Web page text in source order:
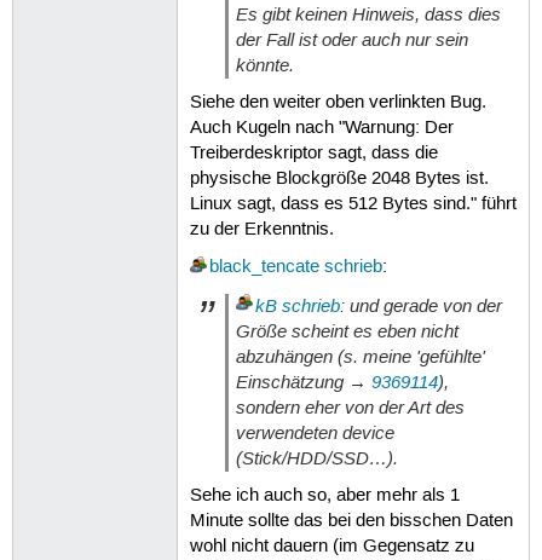
Es gibt keinen Hinweis, dass dies
der Fall ist oder auch nur sein
könnte.
Siehe den weiter oben verlinkten Bug.
Auch Kugeln nach "Warnung: Der
Treiberdeskriptor sagt, dass die
physische Blockgröße 2048 Bytes ist.
Linux sagt, dass es 512 Bytes sind." führt
zu der Erkenntnis.
black_tencate schrieb:
kB schrieb: und gerade von der
Größe scheint es eben nicht
abzuhängen (s. meine 'gefühlte'
Einschätzung → 9369114),
sondern eher von der Art des
verwendeten device
(Stick/HDD/SSD…).
Sehe ich auch so, aber mehr als 1
Minute sollte das bei den bisschen Daten
wohl nicht dauern (im Gegensatz zu